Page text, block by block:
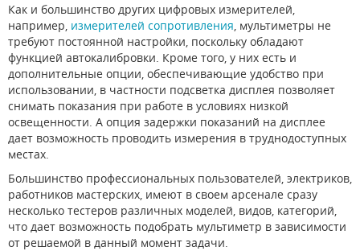
Как и большинство других цифровых измерителей,
например, измерителей сопротивления , мультиметры не
требуют постоянной настройки, поскольку обладают
функцией автокалибровки. Кроме того, у них есть и
дополнительные опции, обеспечивающие удобство при
использовании, в частности подсветка дисплея позволяет
снимать показания при работе в условиях низкой
освещенности. А опция задержки показаний на дисплее
дает возможность проводить измерения в труднодоступных
местах.
Большинство профессиональных пользователей, электриков,
работников мастерских, имеют в своем арсенале сразу
несколько тестеров различных моделей, видов, категорий,
что дает возможность подобрать мультиметр в зависимости
от решаемой в данный момент задачи.